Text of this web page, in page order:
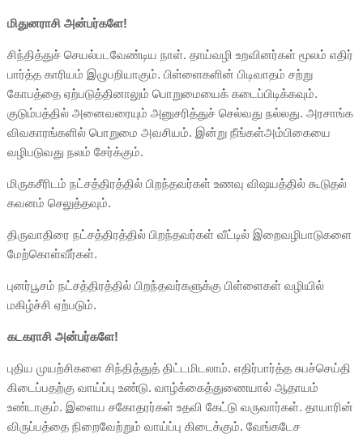
மிதுனராசி அன்பர்களே!
சிந்தித்துச் செயல்படவேண்டிய நாள். தாய்வழி உறவினர்கள் மூலம் எதிர்
பார்த்த காரியம் இழுபறியாகும். பிள்ளைகளின் பிடிவாதம் சற்று
கோபத்தை ஏற்படுத்தினாலும் பொறுமையைக் கடைப்பிடிக்கவும்.
குடும்பத்தில் அனைவரையும் அனுசரித்துச் செல்வது நல்லது. அரசாங்க
விவகாரங்களில் பொறுமை அவசியம். இன்று நீங்கள்அம்பிகையை
வழிபடுவது நலம் சேர்க்கும்.
மிருகசீரிடம் நட்சத்திரத்தில் பிறந்தவர்கள் உணவு விஷயத்தில் கூடுதல்
கவனம் செலுத்தவும்.
திருவாதிரை நட்சத்திரத்தில் பிறந்தவர்கள் வீட்டில் இறைவழிபாடுகளை
மேற்கொள்வீர்கள்.
புனர்பூசம் நட்சத்திரத்தில் பிறந்தவர்களுக்கு பிள்ளைகள் வழியில்
மகிழ்ச்சி ஏற்படும்.
கடகராசி அன்பர்களே!
புதிய முயற்சிகளை சிந்தித்துத் திட்டமிடலாம். எதிர்பார்த்த சுபச்செய்தி
கிடைப்பதற்கு வாய்ப்பு உண்டு. வாழ்க்கைத்துணையால் ஆதாயம்
உண்டாகும். இளைய சகோதரர்கள் உதவி கேட்டு வருவார்கள். தாயாரின்
விருப்பத்தை நிறைவேற்றும் வாய்ப்பு கிடைக்கும். வேங்கடேச